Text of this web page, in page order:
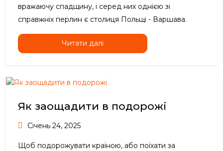
вражаючу спадщину, і серед них однією зі
справжніх перлин є столиця Польщі - Варшава.
Читати далі
Як заощадити в подорожі
Січень 24, 2025
Щоб подорожувати країною, або поїхати за